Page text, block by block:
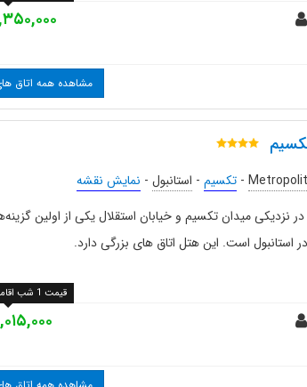
۱۴,۳۵۰,۰۰۰
مشاهده همه اتاق
-تکسیم - استانبول - نمایش نقشه
نزدیکی میدان تکسیم و خیابان استقلال یکی از اولین
استانبول است. این هتل اتاق های بزرگی دارد.
۱۵,۰۱۵,۰۰۰
قیمت 1 شب اقامت برای 2 نفر